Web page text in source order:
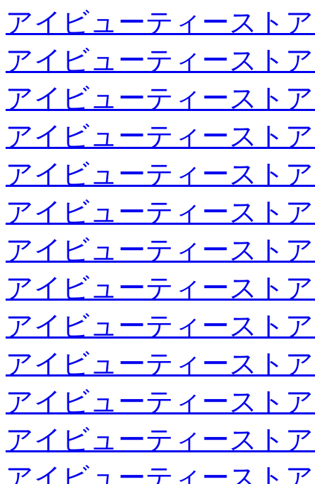
アイビューティースト
アイビューティースト
アイビューティースト
アイビューティースト
アイビューティースト
アイビューティースト
アイビューティースト
アイビューティースト
アイビューティースト
アイビューティースト
アイビューティースト
アイビューティースト
アイビューティースト